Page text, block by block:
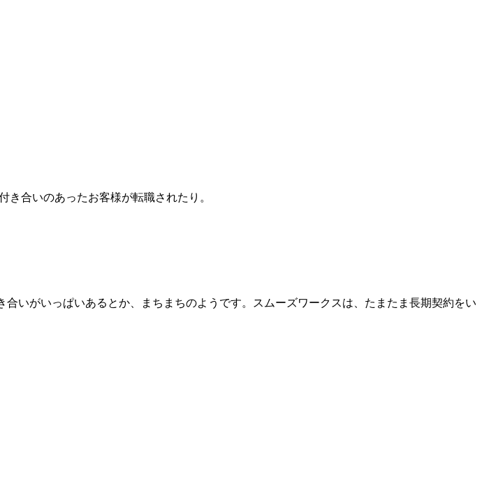
合いのあったお客様が転職されたり。
いがいっぱいあるとか、まちまちのようです。スムーズワークスは、たまたま長期契約をい